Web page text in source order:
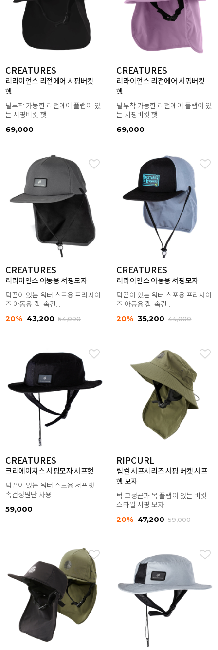
CREATURES
리라이언스 리전에어 서핑버킷
햇
탈부착 가능한 리전에어 플랩이 있
는 서핑버킷 햇
69,000
CREATURES
리라이언스 리전에어 서핑버킷
햇
탈부착 가능한 리전에어 플랩이 있
는 서핑버킷 햇
69,000
CREATURES
리라이언스 아동용 서핑모자
턱끈이 있는 워터 스포용 프리사이
즈 아동용 캡. 속건...
20% 43,200 54,000
CREATURES
리라이언스 아동용 서핑모자
턱끈이 있는 워터 스포용 프리사이
즈 아동용 캡. 속건...
20% 35,200 44,000
CREATURES
크리에이쳐스 서핑모자 서프햇
턱끈이 있는 워터 스포용 서프햇.
속건성원단 사용
59,000
RIPCURL
립컬 서프시리즈 서핑 버켓 서프
햇 모자
턱 고정끈과 목 플랩이 있는 버킷
스타일 서핑 모자
20% 47,200 59,000